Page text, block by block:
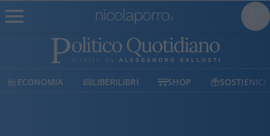
LIBERILIBRI SHOP SOSTIENICI